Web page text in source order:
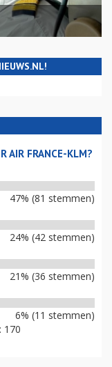
AIR FRANCE-KLM?
47% (81 stemmen)
24% (42 stemmen)
21% (36 stemmen)
6% (11 stemmen)
170